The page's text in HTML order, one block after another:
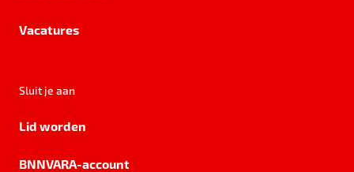
Vacatures
Sluit je aan
Lid worden
BNNVARA-account